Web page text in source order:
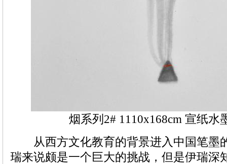
烟系列2# 1110x168cm 宣纸水
从西方文化教育的背景进入中国笔墨
瑞来说颇是一个巨大的挑战，但是伊瑞深